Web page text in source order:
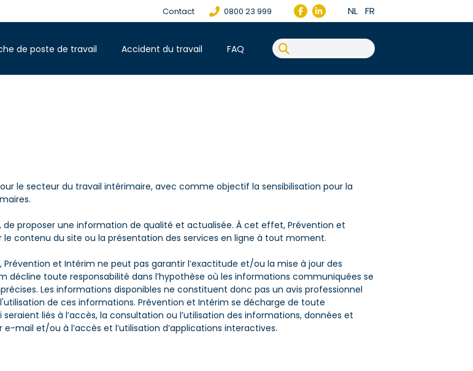
Contact 0800 23 999 NL FR
de poste de travail Accident du travail FAQ
le secteur du travail intérimaire, avec comme objectif la sensibilisation pour la
de proposer une information de qualité et actualisée. À cet effet, Prévention et
contenu du site ou la présentation des services en ligne à tout moment.
et Intérim ne peut pas garantir l’exactitude et/ou la mise à jour des
décline toute responsabilité dans l’hypothèse où les informations communiquées se
Les informations disponibles ne constituent donc pas un avis professionnel
de ces informations. Prévention et Intérim se décharge de toute
liés à l’accès, la consultation ou l’utilisation des informations, données et
mail et/ou à l’accès et l’utilisation d’applications interactives.